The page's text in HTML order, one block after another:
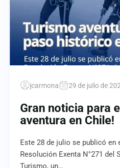
jcarmona 29 de julio de
Gran noticia para
aventura en Chile!
Este 28 de julio se publicó en
Resolución Exenta N°271 del
Turismo, un…